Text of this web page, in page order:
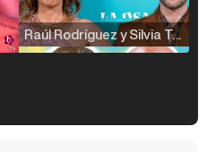
Raúl Rodríguez y Silvia Taulés nos cuentan su papel en 'La familia de la tele'